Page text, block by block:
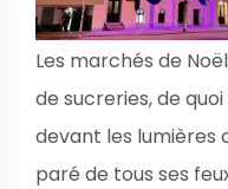
Les marchés de
de sucreries, de
devant les lumières
paré de tous ses